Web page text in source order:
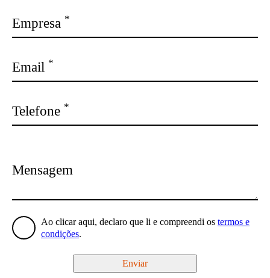
Empresa *
Email *
Telefone *
Mensagem
Ao clicar aqui, declaro que li e compreendi os termos e
condições.
Enviar